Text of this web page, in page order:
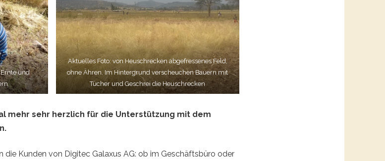
und
Aktuelles Foto: von Heuschrecken abgefressenes Feld,
ohne Ähren. Im Hintergrund verscheuchen Bauern mit
Tücher und Geschrei die Heuschrecken
mehr sehr herzlich für die Unterstützung mit dem
die Kunden von Digitec Galaxus AG: ob im Geschäftsbüro oder